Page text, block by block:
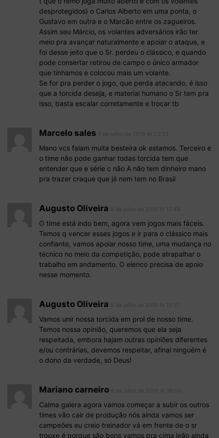
desprotegidos) o Carlos Alberto em uma ponta, o
Gustavo em outra e o Marcão entre os zagueiros.
Assim seu Márcio, os volantes adversários irão ter
meio pra avançar naturalmente e apoiar o ataque, e
foi desse jeito que o Sr. perdeu o clássico, e quando
pode consertar retirou de campo o único armador
que tínhamos e colocou mais um volante.
Se for pra perder o jogo, que perda atacando, é isso
que a torcida deseja, e material humano o Sr tem pra
isso, basta escalar corretamente e trocar tb
Marcelo sales
Mano vcs falam muita besteira ok estamos. Terceiro e
o time não pode ganhar todas torcida tem que
entender que e série c não A não tem dinheiro mano
pra trazer craque que já nem tem no Brasil
Augusto Oliveira
O time está indo bem, agora vem jogos mais fáceis.
Temos q vencer esses jogos e ir para o clássico mais
confiante, vamos apoiar nosso time, uma mudança no
técnico no meio da competição, pode atrapalhar o
trabalho em andamento. O elenco precisa de apoio
nesse momento.
Augusto Oliveira
Vamos unir nossa torcida em prol de nosso time.
Temos nossa opinião, queremos que ela seja
respeitada, embora hajam outras opiniões diferentes
e/ou contrárias, devemos respeitar, afinal ninguém é
o dono da verdade, só Deus!
Mariano carneiro
Calma galera agora vamos começar a subir os outros
times vão cair de produção nós ainda vamos ser
campeões eu creio treinador vá em frente de o sr
trouxe é porque são bons vamos pra cima leão ainda